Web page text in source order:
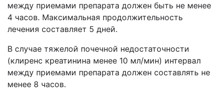
между приемами препарата должен быть не менее
4 часов. Максимальная продолжительность
лечения составляет 5 дней.
В случае тяжелой почечной недостаточности
(клиренс креатинина менее 10 мл/мин) интервал
между приемами препарата должен составлять не
менее 8 часов.